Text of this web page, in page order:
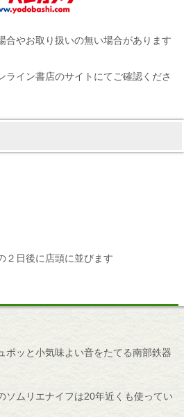
やお取り扱いの無い場合があります
イン書店のサイトにてご確認くださ
２日後に店頭に並びます
ッと小気味よい音をたてる南部鉄器
ムリエナイフは20年近くも使ってい